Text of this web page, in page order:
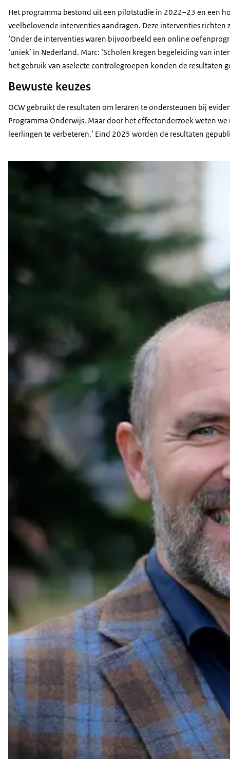
Het programma bestond uit een pilotstudie in 2022–23 en een
veelbelovende interventies aandragen. Deze interventies
‘Onder de interventies waren bijvoorbeeld een online
‘uniek’ in Nederland. Marc: ‘Scholen kregen begeleiding van
het gebruik van aselecte controlegroepen konden de resultaten
Bewuste keuzes
OCW gebruikt de resultaten om leraren te ondersteunen bij
Programma Onderwijs. Maar door het effectonderzoek weten
leerlingen te verbeteren.’ Eind 2025 worden de resultaten